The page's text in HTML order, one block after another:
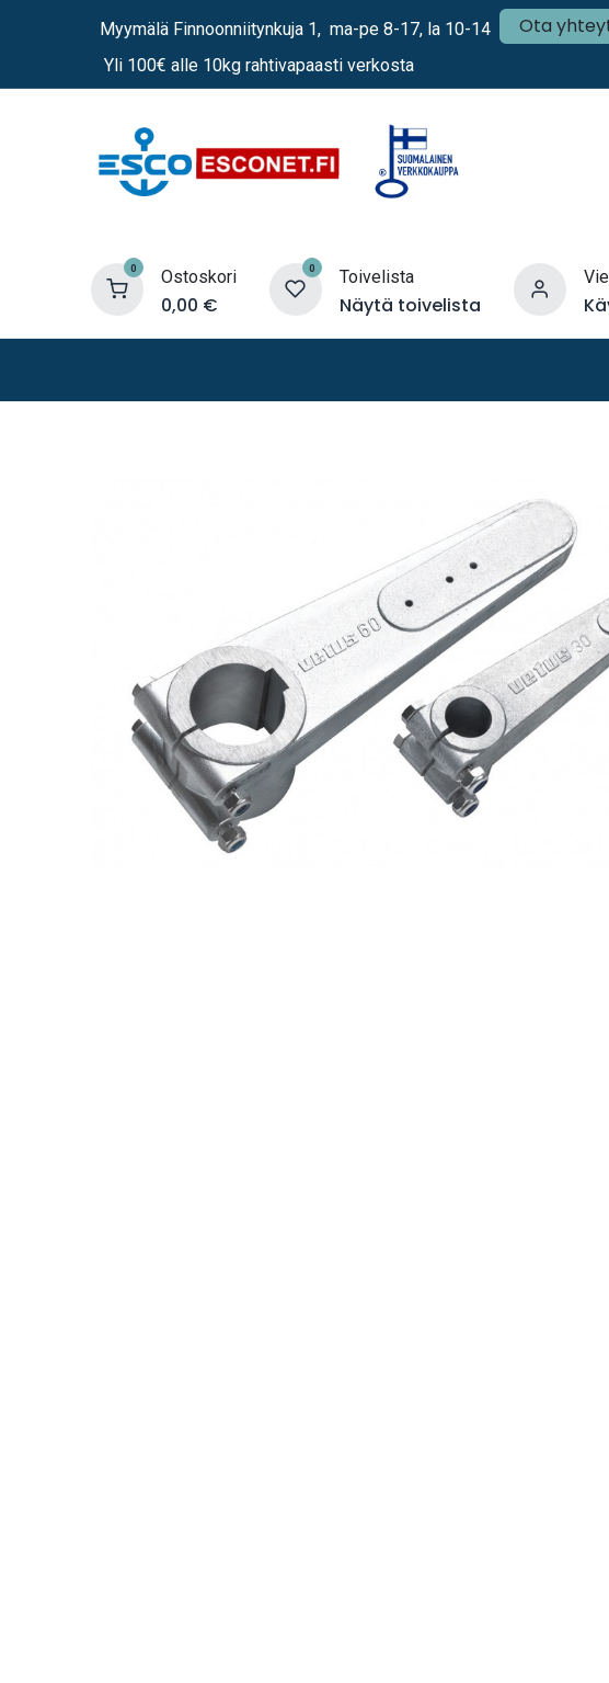
Myymälä Finnoonniitynkuja 1, ma-pe 8-17, la 10-14 Ota
Yli 100€ alle 10kg rahtivapaasti verkosta
0 Ostoskori
0,00 €
0 Toivelista
Näytä toivelista